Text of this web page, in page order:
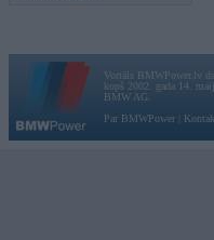
Vortāls BMWPower.lv
kopš 2002. gada 14.
BMW AG.
Par BMWPower